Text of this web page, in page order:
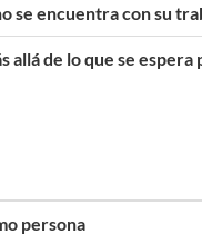
se encuentra con su
allá de lo que se
persona